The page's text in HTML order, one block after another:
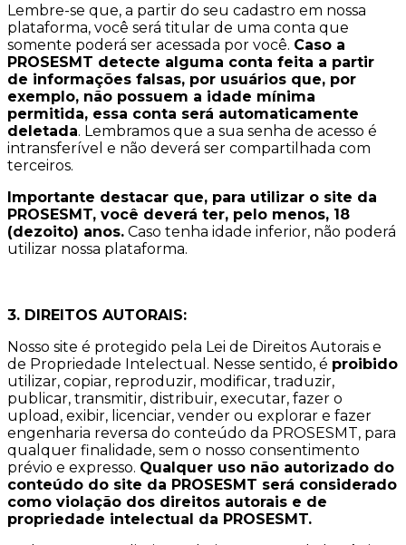
Lembre-se que, a partir do seu cadastro em nossa
plataforma, você será titular de uma conta que
somente poderá ser acessada por você. Caso a
PROSESMT detecte alguma conta feita a partir
de informações falsas, por usuários que, por
exemplo, não possuem a idade mínima
permitida, essa conta será automaticamente
deletada. Lembramos que a sua senha de acesso é
intransferível e não deverá ser compartilhada com
terceiros.
Importante destacar que, para utilizar o site da
PROSESMT, você deverá ter, pelo menos, 18
(dezoito) anos. Caso tenha idade inferior, não poderá
utilizar nossa plataforma.
3. DIREITOS AUTORAIS:
Nosso site é protegido pela Lei de Direitos Autorais e
de Propriedade Intelectual. Nesse sentido, é proibido
utilizar, copiar, reproduzir, modificar, traduzir,
publicar, transmitir, distribuir, executar, fazer o
upload, exibir, licenciar, vender ou explorar e fazer
engenharia reversa do conteúdo da PROSESMT, para
qualquer finalidade, sem o nosso consentimento
prévio e expresso. Qualquer uso não autorizado do
conteúdo do site da PROSESMT será considerado
como violação dos direitos autorais e de
propriedade intelectual da PROSESMT.